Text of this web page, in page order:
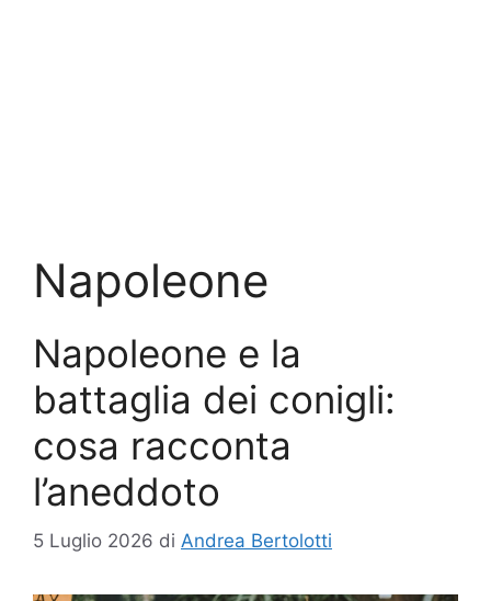
Napoleone
Napoleone e la
battaglia dei conigli:
cosa racconta
l’aneddoto
5 Luglio 2026 di Andrea Bertolotti